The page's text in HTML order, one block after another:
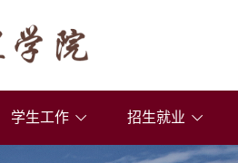
学生工作 招生就业